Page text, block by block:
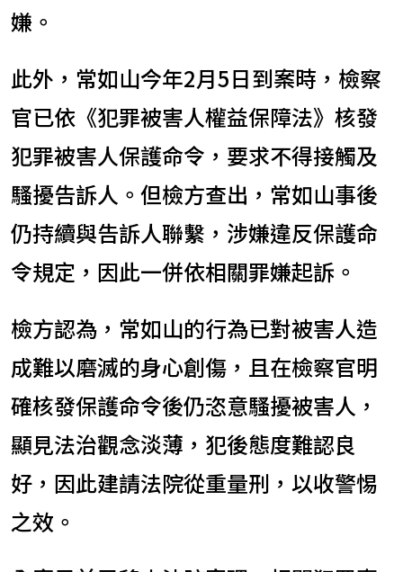
嫌。
此外，常如山今年2月5日到案時，檢察
官已依《犯罪被害人權益保障法》核發
犯罪被害人保護命令，要求不得接觸及
騷擾告訴人。但檢方查出，常如山事後
仍持續與告訴人聯繫，涉嫌違反保護命
令規定，因此一併依相關罪嫌起訴。
檢方認為，常如山的行為已對被害人造
成難以磨滅的身心創傷，且在檢察官明
確核發保護命令後仍恣意騷擾被害人，
顯見法治觀念淡薄，犯後態度難認良
好，因此建請法院從重量刑，以收警惕
之效。